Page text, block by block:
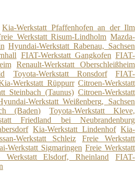
Kia-Werkstatt Pfaffenhofen an der Ilm
Werkstatt Risum-Lindholm Mazda-
Hyundai-Werkstatt Rabenau, Sachsen
FIAT-Werkstatt Gangkofen FIAT-
Renault-Werkstatt Oberschleißheim
Toyota-Werkstatt Ronsdorf
FIAT-
Werkstatt Rüppurr Citroen-Werkstatt
Steinbach (Taunus) Citroen-Werkstatt
Werkstatt Weißenberg, Sachsen
(Baden)
Toyota-Werkstatt Kleve,
Friedland bei Neubrandenburg
Kia-Werkstatt Lindenhof Kia-
Werkstatt Schleiz
Freie Werkstatt
Werkstatt Sigmaringen Freie Werkstatt
Werkstatt Elsdorf, Rheinland
FIAT-